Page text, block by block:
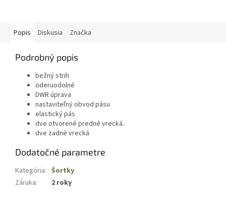
Popis Diskusia Značka
Podrobný popis
bežný strih
oderuodolné
DWR úprava
nastaviteľný obvod pásu
elastický pás
dve otvorené predné vrecká.
dve zadné vrecká
Dodatočné parametre
Kategória: Šortky
Záruka: 2 roky